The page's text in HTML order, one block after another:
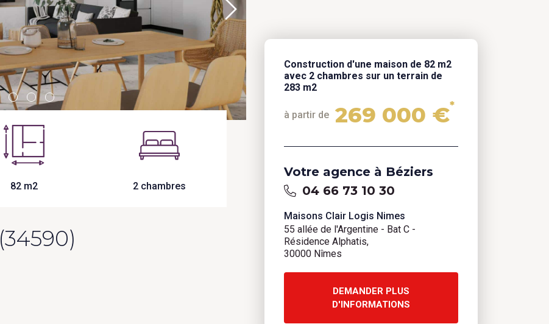
82 m2 2 chambres
(34590)
Construction d'une maison de 82 m2
avec 2 chambres sur un terrain de
283 m2
à partir de 269 000 €*
Votre agence à Béziers
04 66 73 10 30
Maisons Clair Logis Nimes
55 allée de l'Argentine - Bat C -
Résidence Alphatis,
30000 Nîmes
DEMANDER PLUS
D'INFORMATIONS